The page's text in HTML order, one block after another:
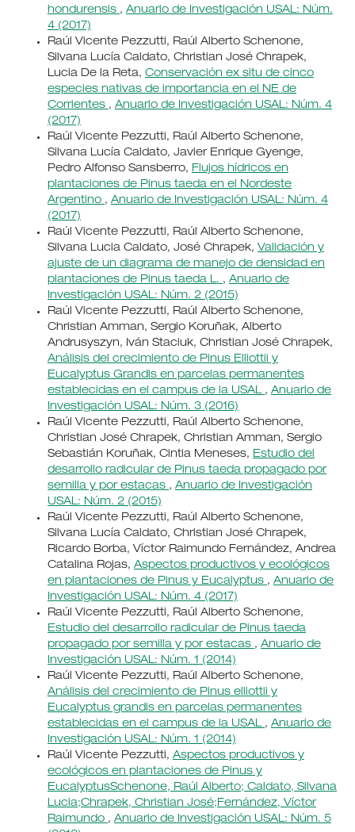
hondurensis , Anuario de Investigación USAL: Núm.
4 (2017)
Raúl Vicente Pezzutti, Raúl Alberto Schenone,
Silvana Lucía Caldato, Christian José Chrapek,
Lucia De la Reta, Conservación ex situ de cinco
especies nativas de importancia en el NE de
Corrientes , Anuario de Investigación USAL: Núm. 4
(2017)
Raúl Vicente Pezzutti, Raúl Alberto Schenone,
Silvana Lucía Caldato, Javier Enrique Gyenge,
Pedro Alfonso Sansberro, Flujos hídricos en
plantaciones de Pinus taeda en el Nordeste
Argentino , Anuario de Investigación USAL: Núm. 4
(2017)
Raúl Vicente Pezzutti, Raúl Alberto Schenone,
Silvana Lucia Caldato, José Chrapek, Validación y
ajuste de un diagrama de manejo de densidad en
plantaciones de Pinus taeda L. , Anuario de
Investigación USAL: Núm. 2 (2015)
Raúl Vicente Pezzutti, Raúl Alberto Schenone,
Christian Amman, Sergio Koruñak, Alberto
Andrusyszyn, Iván Staciuk, Christian José Chrapek,
Análisis del crecimiento de Pinus Elliottii y
Eucalyptus Grandis en parcelas permanentes
establecidas en el campus de la USAL , Anuario de
Investigación USAL: Núm. 3 (2016)
Raúl Vicente Pezzutti, Raúl Alberto Schenone,
Christian José Chrapek, Christian Amman, Sergio
Sebastián Koruñak, Cintia Meneses, Estudio del
desarrollo radicular de Pinus taeda propagado por
semilla y por estacas , Anuario de Investigación
USAL: Núm. 2 (2015)
Raúl Vicente Pezzutti, Raúl Alberto Schenone,
Silvana Lucía Caldato, Christian José Chrapek,
Ricardo Borba, Víctor Raimundo Fernández, Andrea
Catalina Rojas, Aspectos productivos y ecológicos
en plantaciones de Pinus y Eucalyptus , Anuario de
Investigación USAL: Núm. 4 (2017)
Raúl Vicente Pezzutti, Raúl Alberto Schenone,
Estudio del desarrollo radicular de Pinus taeda
propagado por semilla y por estacas , Anuario de
Investigación USAL: Núm. 1 (2014)
Raúl Vicente Pezzutti, Raúl Alberto Schenone,
Análisis del crecimiento de Pinus elliottii y
Eucalyptus grandis en parcelas permanentes
establecidas en el campus de la USAL , Anuario de
Investigación USAL: Núm. 1 (2014)
Raúl Vicente Pezzutti, Aspectos productivos y
ecológicos en plantaciones de Pinus y
EucalyptusSchenone, Raúl Alberto; Caldato, Silvana
Lucia;Chrapek, Christian José;Fernández, Víctor
Raimundo , Anuario de Investigación USAL: Núm. 5